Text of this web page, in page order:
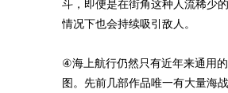
斗，即便是在街角这种人流稀少
情况下也会持续吸引敌人。
④海上航行仍然只有近年来通用
图。先前几部作品唯一有大量海